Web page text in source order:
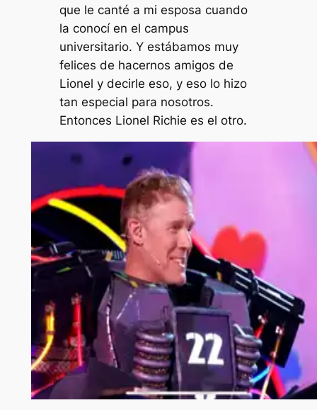
que le canté a mi esposa cuando
la conocí en el campus
universitario. Y estábamos muy
felices de hacernos amigos de
Lionel y decirle eso, y eso lo hizo
tan especial para nosotros.
Entonces Lionel Richie es el otro.